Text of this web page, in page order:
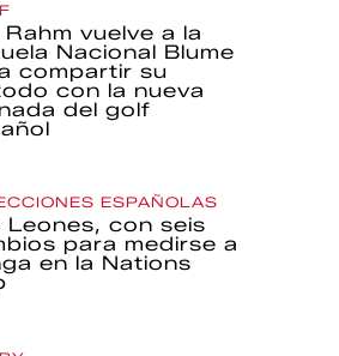
Rahm vuelve a la
Nacional Blume
compartir su
con la nueva
del golf
ESPAÑOLAS
Leones, con seis
para medirse a
en la Nations